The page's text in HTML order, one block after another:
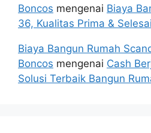
Boncos mengenai Biaya
36, Kualitas Prima &
Biaya Bangun Rumah
Boncos mengenai Cash
Solusi Terbaik Bangun